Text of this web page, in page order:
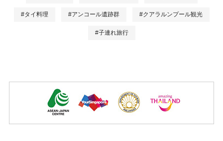
#タイ料理 #アンコール遺跡群 #クアラルンプール観光
#子連れ旅行